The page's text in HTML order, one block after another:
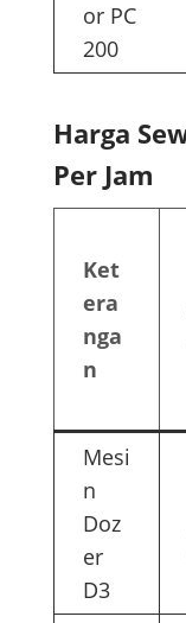
or PC
200
Harga
Per Jam
Ket
era
nga
n
Mesi
n
Doz
er
D3